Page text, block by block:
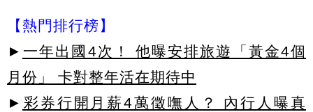
【熱門排行榜】
► 一年出國4次！ 他曝安排旅遊「黃金4個
月份」 卡對整年活在期待中
► 彩券行開月薪4萬徵嘸人？ 內行人曝真